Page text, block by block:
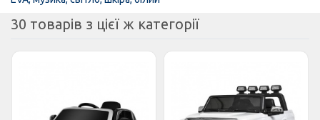
30 товарів з цієї ж категорії